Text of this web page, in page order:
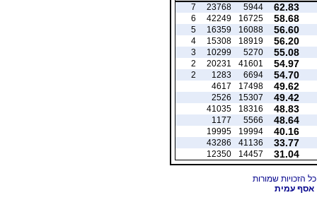
62.83
5944
23768
7
58.68
16725
42249
6
56.60
16088
16359
5
56.20
18919
15308
4
55.08
5270
10299
3
54.97
41601
20231
2
54.70
6694
1283
2
49.62
17498
4617
49.42
15307
2526
48.83
18316
41035
48.64
5566
1177
40.16
19994
19995
33.77
41136
43286
31.04
14457
12350
אסף עמית